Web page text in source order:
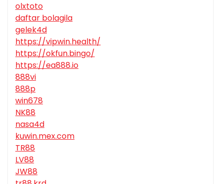
olxtoto
daftar bolagila
gelek4d
https://vipwin.health/
https://okfun.bingo/
https://ea888.io
888vi
888p
win678
NK88
nasa4d
kuwin.mex.com
TR88
LV88
JW88